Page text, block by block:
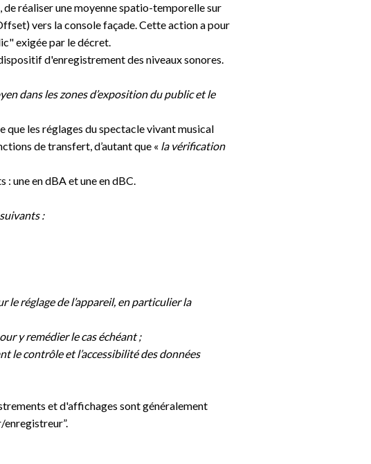
réaliser une moyenne spatio-temporelle sur
vers la console façade. Cette action a pour
exigée par le décret.
d'enregistrement des niveaux sonores.
dans les zones d’exposition du public et le
les réglages du spectacle vivant musical
de transfert, d’autant que « la vérification
: une en dBA et une en dBC.
:
le réglage de l’appareil, en particulierla
y remédier le cas échéant ;
le contrôle et l’accessibilité des données
et d'affichages sont généralement
enregistreur”.